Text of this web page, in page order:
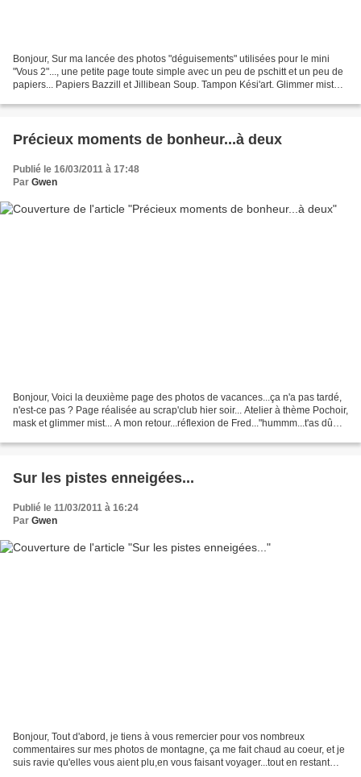
Bonjour, Sur ma lancée des photos "déguisements" utilisées pour le mini
"Vous 2"..., une petite page toute simple avec un peu de pschitt et un peu de
papiers... Papiers Bazzill et Jillibean Soup. Tampon Kési'art. Glimmer mist
Précieux moments de bonheur...à deux
Publié le 16/03/2011 à 17:48
Par Gwen
Bonjour, Voici la deuxième page des photos de vacances...ça n'a pas tardé,
n'est-ce pas ? Page réalisée au scrap'club hier soir... Atelier à thème Pochoir,
mask et glimmer mist... A mon retour...réflexion de Fred..."hummm...t'as dû
Sur les pistes enneigées...
Publié le 11/03/2011 à 16:24
Par Gwen
Bonjour, Tout d'abord, je tiens à vous remercier pour vos nombreux
commentaires sur mes photos de montagne, ça me fait chaud au coeur, et je
suis ravie qu'elles vous aient plu,en vous faisant voyager...tout en restant